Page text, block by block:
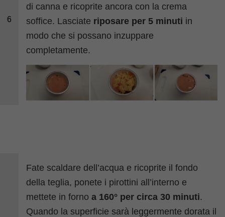
6
di canna e ricoprite ancora con la crema
soffice. Lasciate riposare per 5 minuti in
modo che si possano inzuppare
completamente.
Fate scaldare dell’acqua e ricoprite il fondo
della teglia, ponete i pirottini all’interno e
mettete in fornoa 160° per circa 30 minuti.
Quando la superficie sarà leggermente dorata il